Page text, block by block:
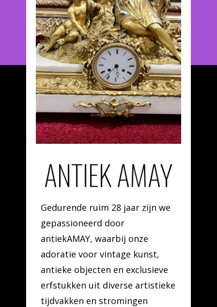
ANTIEK AMAY
Gedurende ruim 28 jaar zijn we
gepassioneerd door
antiekAMAY, waarbij onze
adoratie voor vintage kunst,
antieke objecten en exclusieve
erfstukken uit diverse artistieke
tijdvakken en stromingen